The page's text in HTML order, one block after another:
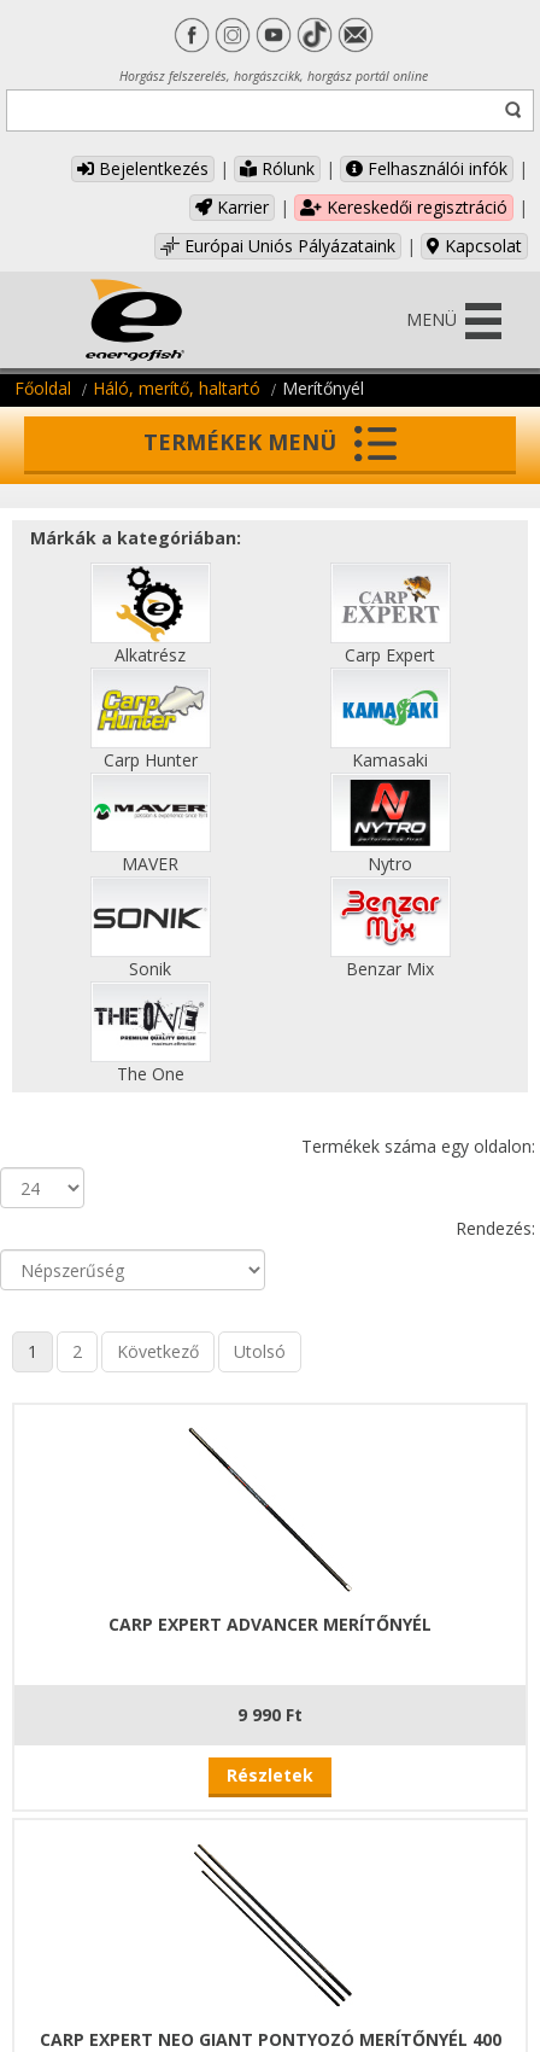
Horgász felszerelés, horgászcikk, horgász portál online
Bejelentkezés | Rólunk | Felhasználói infók
|
Karrier
| Kereskedői regisztráció
|
Európai Uniós Pályázataink
| Kapcsolat
MENÜ
Főoldal Háló, merítő, haltartó Merítőnyél
TERMÉKEK MENÜ
Márkák a kategóriában:
Alkatrész Carp Expert
Carp Hunter Kamasaki
MAVER Nytro
Sonik Benzar Mix
The One
Termékek száma egy oldalon:
Rendezés:
1 2 Következő Utolsó
CARP EXPERT ADVANCER MERÍTŐNYÉL
9 990 Ft
Részletek
CARP EXPERT NEO GIANT PONTYOZÓ MERÍTŐNYÉL 400